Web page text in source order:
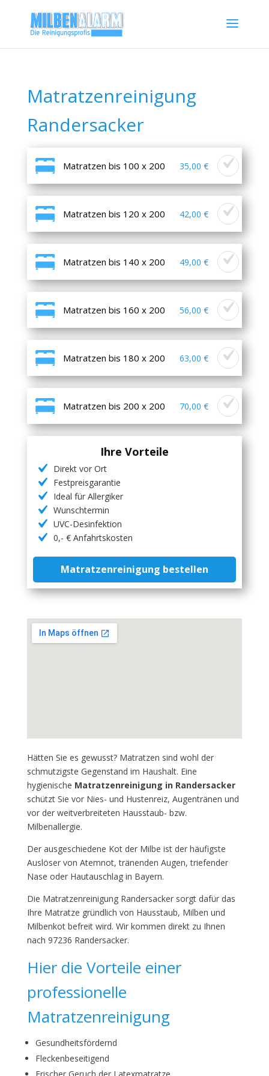
Matratzenreinigung
Randersacker
Matratzen bis 100 x 200 35,00 €
Matratzen bis 120 x 200 42,00 €
Matratzen bis 140 x 200 49,00 €
Matratzen bis 160 x 200 56,00 €
Matratzen bis 180 x 200 63,00 €
Matratzen bis 200 x 200 70,00 €
Ihre Vorteile
Direkt vor Ort
Festpreisgarantie
Ideal für Allergiker
Wunschtermin
UVC-Desinfektion
0,- € Anfahrtskosten
Matratzenreinigung bestellen
Hätten Sie es gewusst? Matratzen sind wohl der
schmutzigste Gegenstand im Haushalt. Eine
hygienische Matratzenreinigung in Randersacker
schützt Sie vor Nies- und Hustenreiz, Augentränen und
vor der weitverbreiteten Hausstaub- bzw.
Milbenallergie.
Der ausgeschiedene Kot der Milbe ist der häufigste
Auslöser von Atemnot, tränenden Augen, triefender
Nase oder Hautauschlag in Bayern.
Die Matratzenreinigung Randersacker sorgt dafür das
Ihre Matratze gründlich von Hausstaub, Milben und
Milbenkot befreit wird. Wir kommen direkt zu Ihnen
nach 97236 Randersacker.
Hier die Vorteile einer
professionelle
Matratzenreinigung
Gesundheitsfördernd
Fleckenbeseitigend